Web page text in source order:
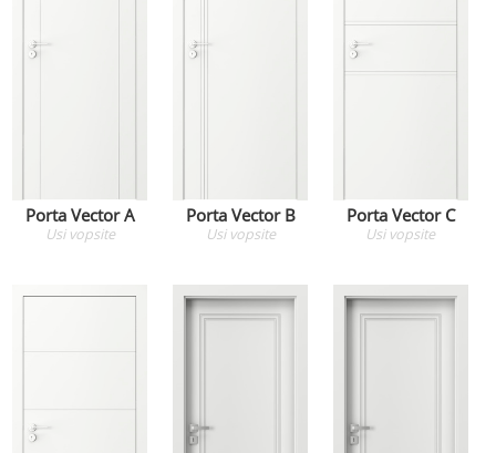
Porta Vector A
Usi vopsite
Porta Vector B
Usi vopsite
Porta Vector C
Usi vopsite